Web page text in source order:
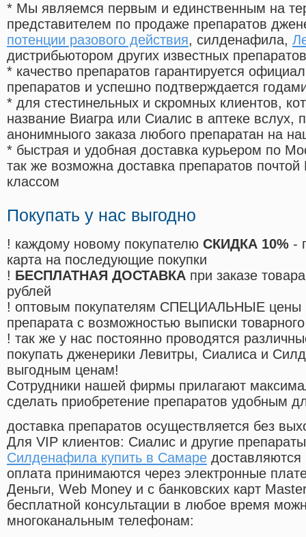
* Мы являемся первым и единственным на
представителем по продаже препаратов
потенции разового действия, силденафила,
дистрибьютором других известных препаратов
* качество препаратов гарантируется
препаратов и успешно подтверждается
* для стестинельных и скромных клиентов,
название Виагра или Сиалис в аптеке вслух,
анонимныого заказа любого препаратан на
* быстрая и удобная доставка курьером по
так же возможна доставка препаратов
классом
Покупать у нас выгодно
! каждому новому покупателю СКИДКА 10% -
карта на последующие покупки
! БЕСПЛАТНАЯ ДОСТАВКА при заказе
рублей
! оптовым покупателям СПЕЦИАЛЬНЫЕ цены
препарата с возможностью выписки
! так же у нас постоянно проводятся
покупать дженерики Левитры, Сиалиса и
выгодным ценам!
Cотрудники нашей фирмы прилагают
сделать приобретение препаратов удобным
доставка препаратов осуществляется без
Для VIP клиентов: Сиалис и другие
Силденафила купить в Самаре доставляются
оплата принимаются через электронные
Деньги, Web Money и с банковских карт
бесплатной консультации в любое время
многоканальным телефонам: